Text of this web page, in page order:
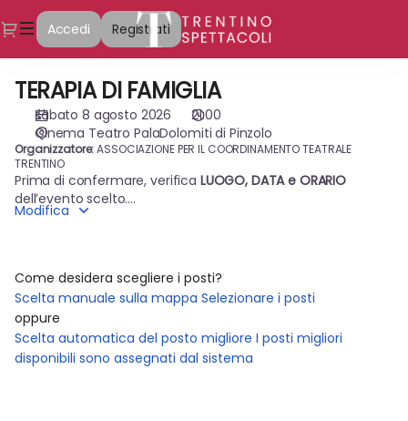
Dialogo
Accedi Registrati
Selezione
posti
[Cinema
PalaDolomiti
Pinzolo
08.08.2026
21:00
FAMIGLIA]
Coordinamento
Teatrale
Trentino
TERAPIA
FAMIGLIA
TERAPIA DI FAMIGLIA
sabato 8 agosto 2026
21:00
Cinema Teatro PalaDolomiti di Pinzolo
Organizzatore:ASSOCIAZIONE PER IL COORDINAMENTO TEATRALE
TRENTINO
Prima di confermare, verifica LUOGO, DATA e ORARIO
dell’evento scelto.
I biglietti emessi NON sono rimborsabili.
Modifica
Come desidera scegliere i posti?
Scelta manuale sulla mappa Selezionare i posti
oppure
Scelta automatica del posto migliore I posti migliori
disponibili sono assegnati dal sistema